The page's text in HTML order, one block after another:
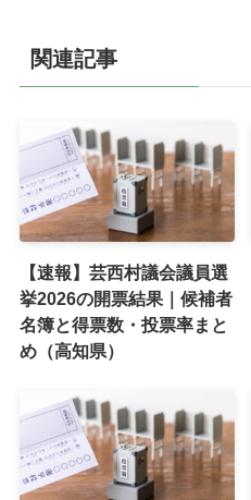
関連記事
【速報】芸西村議会議員選
挙2026の開票結果｜候補者
名簿と得票数・投票率まと
め（高知県）